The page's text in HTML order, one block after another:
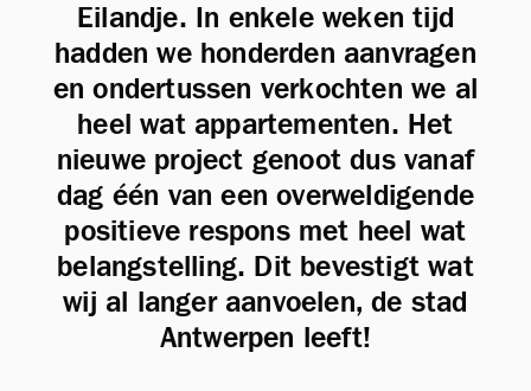
Eilandje. In enkele weken tijd
hadden we honderden aanvragen
en ondertussen verkochten we al
heel wat appartementen. Het
nieuwe project genoot dus vanaf
dag één van een overweldigende
positieve respons met heel wat
belangstelling. Dit bevestigt wat
wij al langer aanvoelen, de stad
Antwerpen leeft!